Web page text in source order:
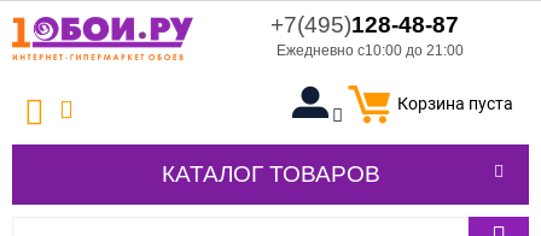
+7(495)128-48-87
Ежедневно с10:00 до 21:00
Корзина пуста
КАТАЛОГ ТОВАРОВ